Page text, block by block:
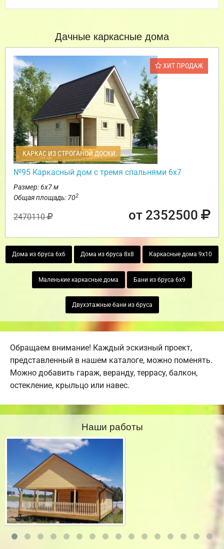
Дачные каркасные дома
ХИТ ПРОДАЖ
КАРКАС ИЗ СТРОГАНОЙ ДОСКИ
№95 Каркасный дом с тремя спальнями 6х7
Размер: 6х7 м
Общая площадь: 702
2470110 от 2352500
Дома из бруса 6х6 Дома из бруса 8х8 Каркасные дома 9х10
Маленькие каркасные дома Бани из бруса 6х9
Двухэтажные бани из бруса
Обращаем внимание! Каждый эскизный проект,
представленный в нашем каталоге, можно поменять.
Можно добавить гараж, веранду, террасу, балкон,
остекление, крыльцо или навес.
Наши работы